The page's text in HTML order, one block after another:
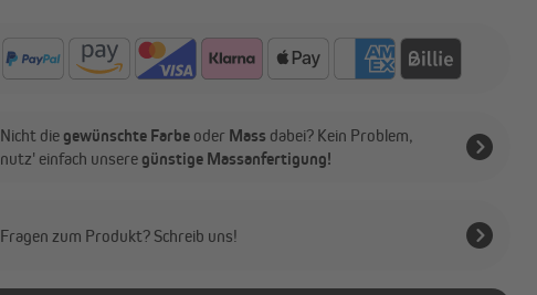
Nicht die gewünschte Farbe oder Mass dabei? Kein Problem,
nutz' einfach unsere günstige Massanfertigung!
Fragen zum Produkt? Schreib uns!